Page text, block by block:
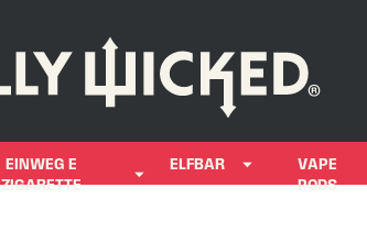
EINWEG E
ZIGARETTE
ELFBAR
VAPE
PODS